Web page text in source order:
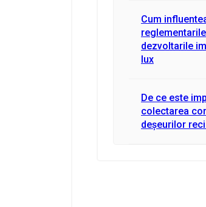
Cum
dezvoltarile
lux
De ce este
colectarea
deșeurilor